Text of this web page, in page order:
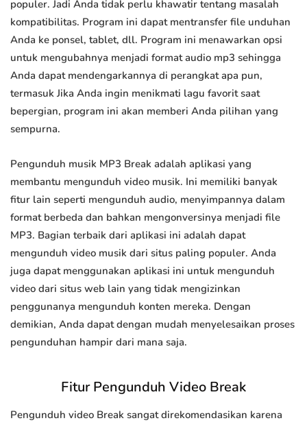
populer. Jadi Anda tidak perlu khawatir tentang masalah
kompatibilitas. Program ini dapat mentransfer file unduhan
Anda ke ponsel, tablet, dll. Program ini menawarkan opsi
untuk mengubahnya menjadi format audio mp3 sehingga
Anda dapat mendengarkannya di perangkat apa pun,
termasuk Jika Anda ingin menikmati lagu favorit saat
bepergian, program ini akan memberi Anda pilihan yang
sempurna.
Pengunduh musik MP3 Break adalah aplikasi yang
membantu mengunduh video musik. Ini memiliki banyak
fitur lain seperti mengunduh audio, menyimpannya dalam
format berbeda dan bahkan mengonversinya menjadi file
MP3. Bagian terbaik dari aplikasi ini adalah dapat
mengunduh video musik dari situs paling populer. Anda
juga dapat menggunakan aplikasi ini untuk mengunduh
video dari situs web lain yang tidak mengizinkan
penggunanya mengunduh konten mereka. Dengan
demikian, Anda dapat dengan mudah menyelesaikan proses
pengunduhan hampir dari mana saja.
Fitur Pengunduh Video Break
Pengunduh video Break sangat direkomendasikan karena